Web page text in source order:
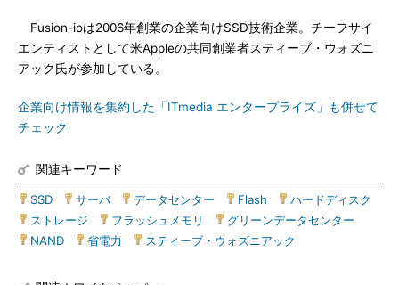
Fusion-ioは2006年創業の企業向けSSD技術企業。チーフサイ
エンティストとして米Appleの共同創業者スティーブ・ウォズニ
アック氏が参加している。
企業向け情報を集約した「ITmedia エンタープライズ」も併せて
チェック
関連キーワード
SSD サーバ| データセンター Flash ハードディスク
ストレージ
フラッシュメモリ グリーンデータセンター
NAND
省電力 スティーブ・ウォズニアック